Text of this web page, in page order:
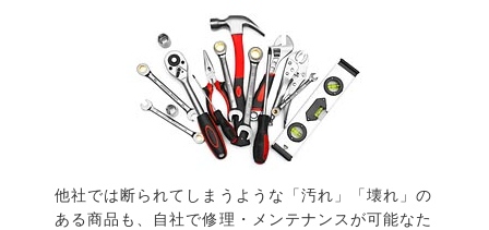
他社では断られてしまうような「汚れ」「壊れ」の
ある商品も、自社で修理・メンテナンスが可能なた